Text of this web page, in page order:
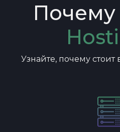
Почему
Узнайте, почему